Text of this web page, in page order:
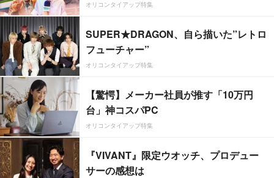
オリコンタイアップ特集
SUPER★DRAGON、自ら描いた”レトロ
フューチャー”
オリコンタイアップ特集
【驚愕】メーカー社員が推す「10万円
台」神コスパPC
オリコンタイアップ特集
『VIVANT』限定ウオッチ、プロデュー
サーの感想は